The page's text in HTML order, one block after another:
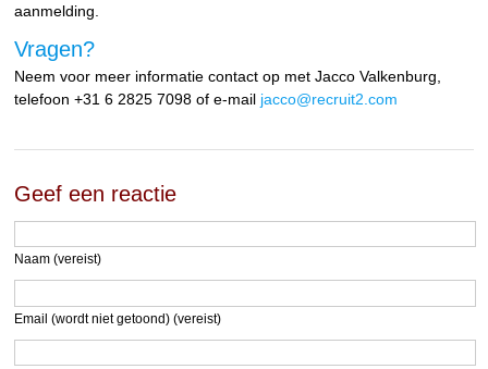
aanmelding.
Vragen?
Neem voor meer informatie contact op met Jacco Valkenburg,
telefoon +31 6 2825 7098 of e-mail jacco@recruit2.com
Geef een reactie
Naam (vereist)
Email (wordt niet getoond) (vereist)